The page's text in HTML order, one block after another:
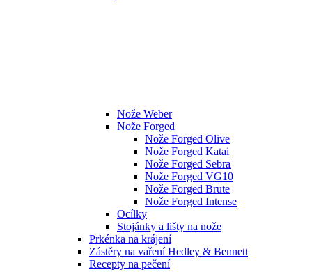
Nože Weber
Nože Forged
Nože Forged Olive
Nože Forged Katai
Nože Forged Sebra
Nože Forged VG10
Nože Forged Brute
Nože Forged Intense
Ocílky
Stojánky a lišty na nože
Prkénka na krájení
Zástěry na vaření Hedley & Bennett
Recepty na pečení